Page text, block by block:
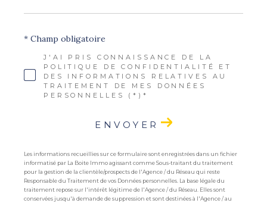
J'AI PRIS CONNAISSANCE DE LA
POLITIQUE DE CONFIDENTIALITÉ ET
DES INFORMATIONS RELATIVES AU
TRAITEMENT DE MES DONNÉES
PERSONNELLES (*)*
* Champ obligatoire
ENVOYER
Les informations recueillies sur ce formulaire sont enregistrées dans un fichier
informatisé par La Boite Immo agissant comme Sous-traitant du traitement
pour la gestion de la clientèle/prospects de l'Agence / du Réseau qui reste
Responsable du Traitement de vos Données personnelles. La base légale du
traitement repose sur l'intérêt légitime de l'Agence / du Réseau. Elles sont
conservées jusqu'à demande de suppression et sont destinées à l'Agence / au